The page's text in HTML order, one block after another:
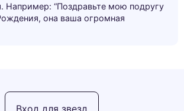
Например: “Поздравьте мою подругу
она ваша огромная
Вход для звезд